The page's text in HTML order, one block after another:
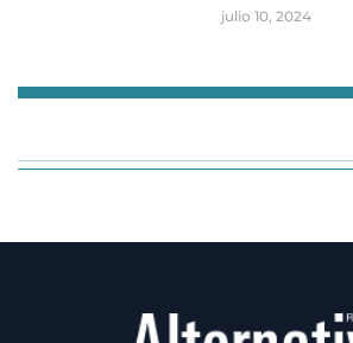
julio 10, 2024
3